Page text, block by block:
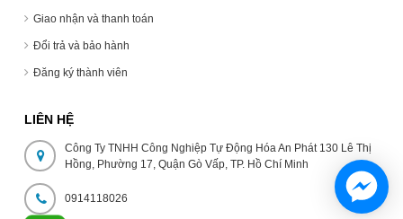
Giao nhận và thanh toán
Đổi trả và bảo hành
Đăng ký thành viên
LIÊN HỆ
Công Ty TNHH Công Nghiệp Tự Động Hóa An Phát 130 Lê Thị
Hồng, Phường 17, Quận Gò Vấp, TP. Hồ Chí Minh
0914118026